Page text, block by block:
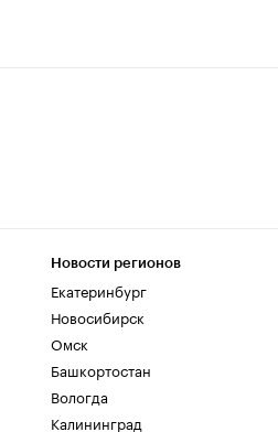
Новости регионов
Екатеринбург
Новосибирск
Омск
Башкортостан
Вологда
Калининград